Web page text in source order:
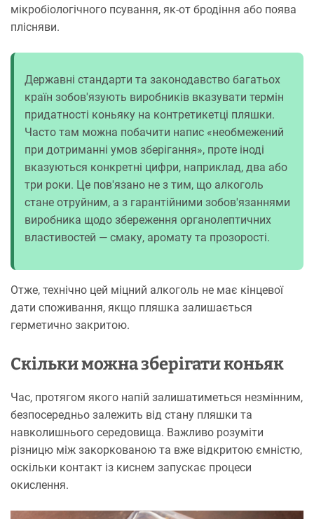
мікробіологічного псування, як-от бродіння або поява
плісняви.
Державні стандарти та законодавство багатьох
країн зобов'язують виробників вказувати термін
придатності коньяку на контретикетці пляшки.
Часто там можна побачити напис «необмежений
при дотриманні умов зберігання», проте іноді
вказуються конкретні цифри, наприклад, два або
три роки. Це пов'язано не з тим, що алкоголь
стане отруйним, а з гарантійними зобов'язаннями
виробника щодо збереження органолептичних
властивостей — смаку, аромату та прозорості.
Отже, технічно цей міцний алкоголь не має кінцевої
дати споживання, якщо пляшка залишається
герметично закритою.
Скільки можна зберігати коньяк
Час, протягом якого напій залишатиметься незмінним,
безпосередньо залежить від стану пляшки та
навколишнього середовища. Важливо розуміти
різницю між закоркованою та вже відкритою ємністю,
оскільки контакт із киснем запускає процеси
окислення.